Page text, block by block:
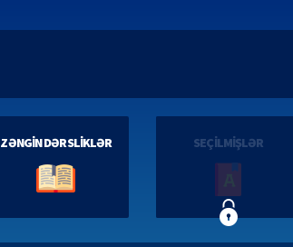
ZƏNGİN DƏRSLİKLƏR SEÇİLMİŞLƏR